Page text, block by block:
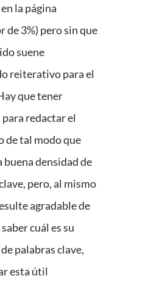
la página
de 3%) pero sin que
suene
reiterativo para el
que tener
redactar el
de tal modo que
buena densidad de
pero, al mismo
agradable de
cuál es su
palabras clave,
esta útil